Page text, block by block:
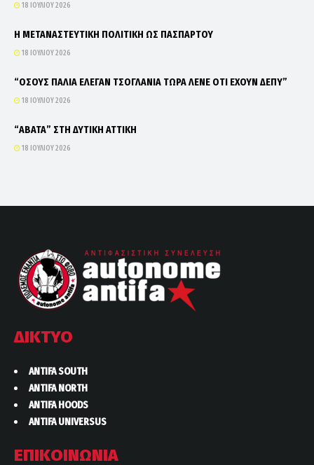
18 ΙΟΥΛΊΟΥ 2026
Η ΜΕΤΑΝΑΣΤΕΥΤΙΚΗ ΠΟΛΙΤΙΚΗ ΩΣ ΠΑΣΠΑΡΤΟΥ
18 ΙΟΥΛΊΟΥ 2026
“ΟΣΟΥΣ ΠΑΛΙΑ ΕΛΕΓΑΝ ΤΣΟΓΛΑΝΙΑ ΤΩΡΑ ΛΕΝΕ ΟΤΙ ΕΧΟΥΝ ΔΕΠΥ”
18 ΙΟΥΛΊΟΥ 2026
“ΑΒΑΤΑ” ΣΤΗ ΔΥΤΙΚΗ ΑΤΤΙΚΗ
18 ΙΟΥΛΊΟΥ 2026
ΔΙΚΤΥΟ
ANTIFA SOUTH
ANTIFA NORTH
ANTIFA HOODS
ANTIFA UNIVERSUS
ΕΠΙΚΟΙΝΩΝΙΑ